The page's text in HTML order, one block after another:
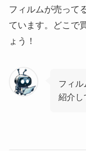
フィルムが売って
ています。どこで
ょう！
フィル
紹介し